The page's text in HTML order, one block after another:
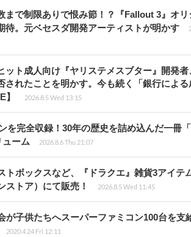
まで制限ありで恨み節！？『Fallout 3』オ
待。元ベセスダ開発アーティストが明かす
ット成人向け『ヤリステメスブター』開発
されたことを明かす。今も続く「銀行による
】
2026.8.5 Wed 13:15
を完全収録！30年の歴史を詰め込んだ一冊
ューム
2026.8.6 Thu 21:07
トボックスなど、『ドラクエ』雑貨3アイテ
ストア）にて販売！
2026.8.5 Wed 11:45
が子供たちへスーパーファミコン100台を支
2020.4.24 Fri 12:11